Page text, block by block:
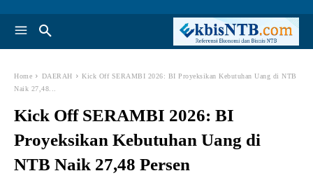
Home DAERAH
Kick Off SERAMBI 2026: BI Proyeksikan Kebutuhan Uang di NTB
Naik 27,48...
Kick Off SERAMBI 2026: BI
Proyeksikan Kebutuhan Uang di
NTB Naik 27,48 Persen